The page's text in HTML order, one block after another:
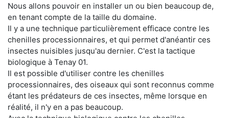
Nous allons pouvoir en installer un ou bien beaucoup de,
en tenant compte de la taille du domaine.
Il y a une technique particulièrement efficace contre les
chenilles processionnaires, et qui permet d'anéantir ces
insectes nuisibles jusqu'au dernier. C'est la tactique
biologique à Tenay 01.
Il est possible d'utiliser contre les chenilles
processionnaires, des oiseaux qui sont reconnus comme
étant les prédateurs de ces insectes, même lorsque en
réalité, il n'y en a pas beaucoup.